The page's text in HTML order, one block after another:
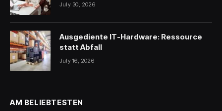
July 30, 2026
Ausgediente IT-Hardware: Ressource
statt Abfall
July 16, 2026
AM BELIEBTESTEN